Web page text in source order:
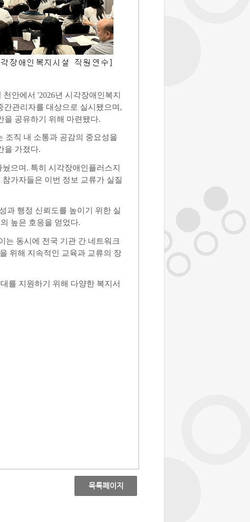
천안에서 '2026년 시각장애인복지
관리자를 대상으로 실시됐으며 ,
을 공유하기 위해 마련됐다.
조직 내 소통과 공감의 중요성을
을 가졌다.
으며 . 특히 시각장애인플러스지
참가자들은 이번 정보 교류가 실질
과 행정 신뢰도를 높이기 위한 실
높은 호응을 얻었다.
는 동시에 전국 기관 간 네트워크
위해 지속적인 교육과 교류의 장
를 지원하기 위해 다양한 복지서
목록페이지